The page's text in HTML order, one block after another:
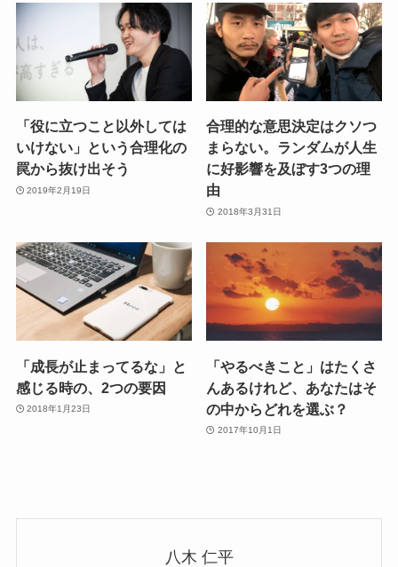
「役に立つこと以外しては
いけない」という合理化の
罠から抜け出そう
2019年2月19日
合理的な意思決定はクソつ
まらない。ランダムが人生
に好影響を及ぼす3つの理
由
2018年3月31日
「成長が止まってるな」と
感じる時の、2つの要因
2018年1月23日
「やるべきこと」はたくさ
んあるけれど、あなたはそ
の中からどれを選ぶ？
2017年10月1日
八木 仁平